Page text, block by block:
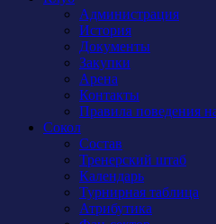
Администрация
История
Документы
Закупки
Арена
Контакты
Правила поведения
Сокол
Состав
Тренерский штаб
Календарь
Турнирная таблица
Атрибутика